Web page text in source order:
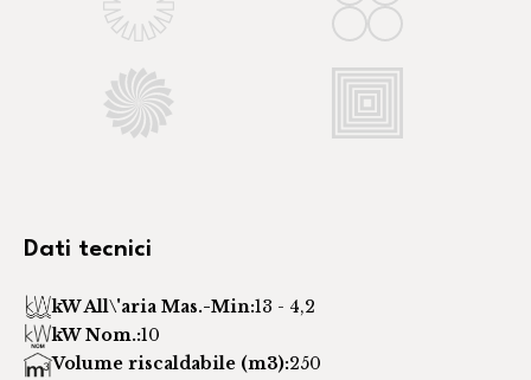
Dati tecnici
kW All\'aria Mas.-Min:13 - 4,2
kW Nom.:10
Volume riscaldabile (m3):250